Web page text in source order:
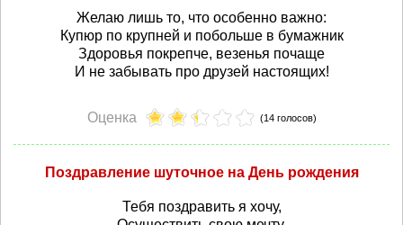
Желаю лишь то, что особенно важно:
Купюр по крупней и побольше в бумажник
Здоровья покрепче, везенья почаще
И не забывать про друзей настоящих!
Оценка (14 голосов)
Поздравление шуточное на День рождения
Тебя поздравить я хочу,